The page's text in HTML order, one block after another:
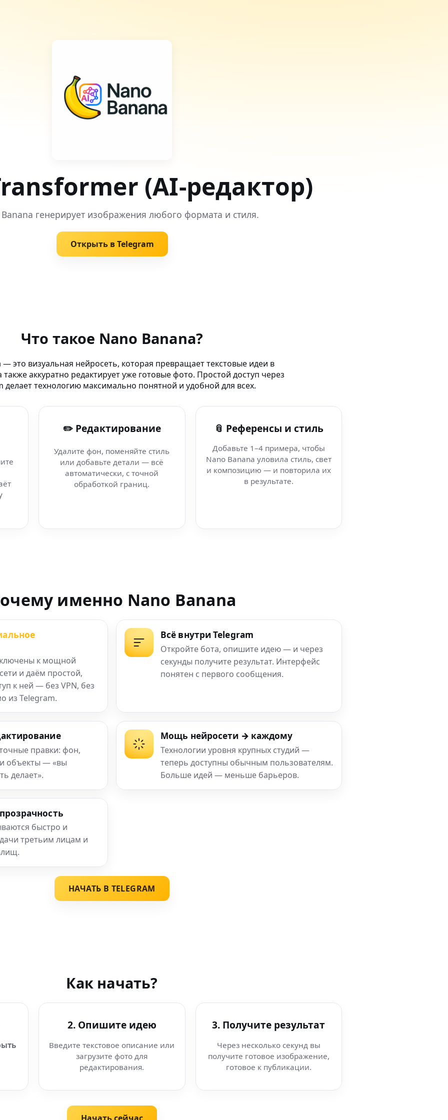
(AI-редактор)
генерирует изображения любого формата и стиля.
Открыть в Telegram
онлайн
MagicEdit
в Азия
поколения
фото через AI-бота
Что такое Nano Banana?
— это визуальная нейросеть, которая превращает текстовые идеи в
аккуратно редактирует уже готовые фото. Простой доступ через
делает технологию максимально понятной и удобной для всех.
✏️ Редактирование
Удалите фон, поменяйте стиль
или добавьте детали — всё
автоматически, с точной
обработкой границ.
📎 Референсы и стиль
Добавьте 1–4 примера, чтобы
Nano Banana уловила стиль, свет
и композицию — и повторила их
в результате.
именно Nano Banana
к мощной
и даём простой,
к ней — без VPN, без
из Telegram.
Всё внутри Telegram
Откройте бота, опишите идею — и через
секунды получите результат. Интерфейс
понятен с первого сообщения.
правки: фон,
объекты — «вы
делает».
Мощь нейросети → каждому
Технологии уровня крупных студий —
теперь доступны обычным пользователям.
Больше идей — меньше барьеров.
быстро и
третьим лицам и
НАЧАТЬ В TELEGRAM
Как начать?
2. Опишите идею
Введите текстовое описание или
загрузите фото для
редактирования.
3. Получите результат
Через несколько секунд вы
получите готовое изображение,
готовое к публикации.